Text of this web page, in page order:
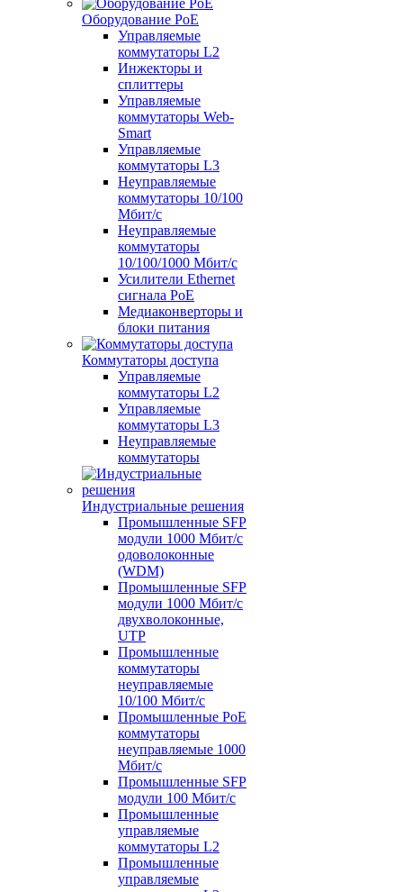
Оборудование PoE
Управляемые
коммутаторы L2
Инжекторы и
сплиттеры
Управляемые
коммутаторы Web-
Smart
Управляемые
коммутаторы L3
Неуправляемые
коммутаторы 10/100
Мбит/с
Неуправляемые
коммутаторы
10/100/1000 Мбит/с
Усилители Ethernet
сигнала PoE
Медиаконверторы и
блоки питания
Коммутаторы доступа
Управляемые
коммутаторы L2
Управляемые
коммутаторы L3
Неуправляемые
коммутаторы
Индустриальные решения
Промышленные SFP
модули 1000 Мбит/c
одоволоконные
(WDM)
Промышленные SFP
модули 1000 Мбит/c
двухволоконные,
UTP
Промышленные
коммутаторы
неуправляемые
10/100 Мбит/с
Промышленные PoE
коммутаторы
неуправляемые 1000
Мбит/с
Промышленные SFP
модули 100 Мбит/c
Промышленные
управляемые
коммутаторы L2
Промышленные
управляемые